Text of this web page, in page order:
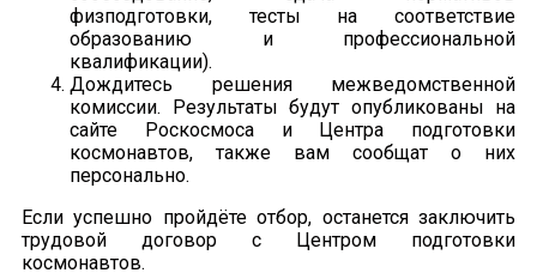
физподготовки, тесты на соответствие
образованию и профессиональной
квалификации).
Дождитесь решения межведомственной
комиссии. Результаты будут опубликованы на
сайте Роскосмоса и Центра подготовки
космонавтов, также вам сообщат о них
персонально.
Если успешно пройдёте отбор, останется заключить
трудовой договор с Центром подготовки
космонавтов.